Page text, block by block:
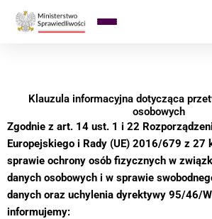
Przejdź
Klauzula informacyjna dotycząca
osobowych
Zgodnie z art. 14 ust. 1 i 22
Europejskiego i Rady (UE) 2016/679 z 27
sprawie ochrony osób fizycznych w
danych osobowych i w sprawie
danych oraz uchylenia dyrektywy 95/46/
informujemy: